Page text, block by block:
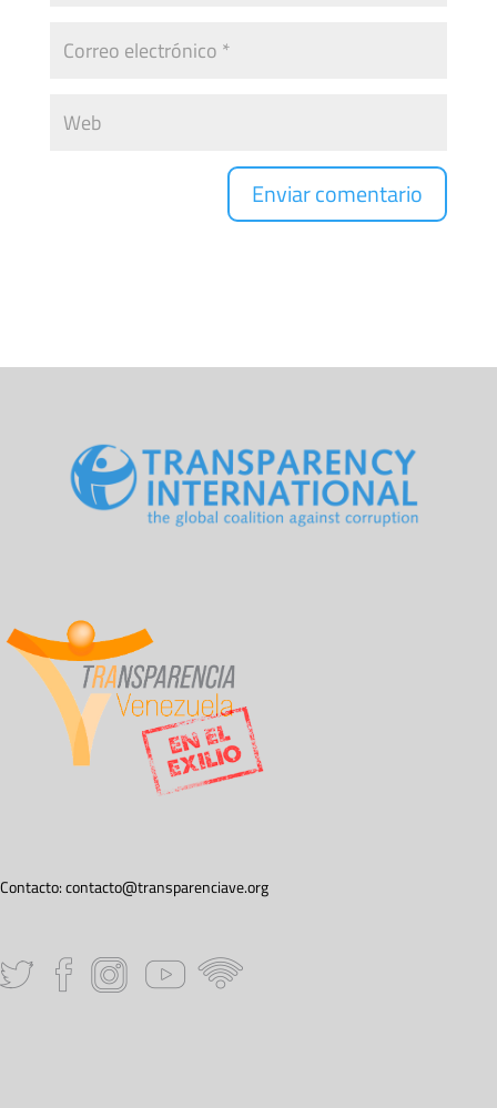
Contacto:contacto@transparenciave.org